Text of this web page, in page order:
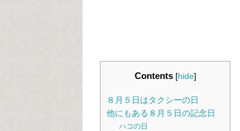
Contents [hide]
８月５日はタクシーの日
他にもある８月５日の記念日
ハコの日